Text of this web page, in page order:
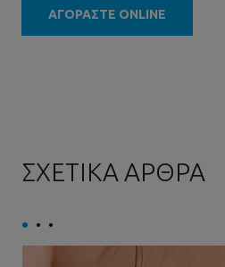
ΑΓΟΡΑΣΤΕ ONLINE
ΣΧΕΤΙΚΑ ΑΡΘΡΑ